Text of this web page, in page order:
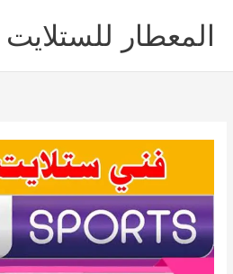
المحتوىالمعطار للستلايت